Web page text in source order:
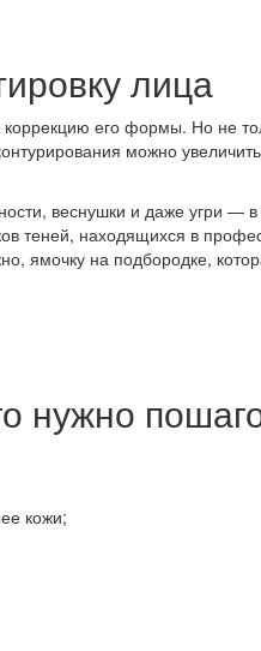
лица
его формы. Но не
можно
веснушки и даже угри
теней, находящихся в
ямочку на подбородке,
нужно
кожи;